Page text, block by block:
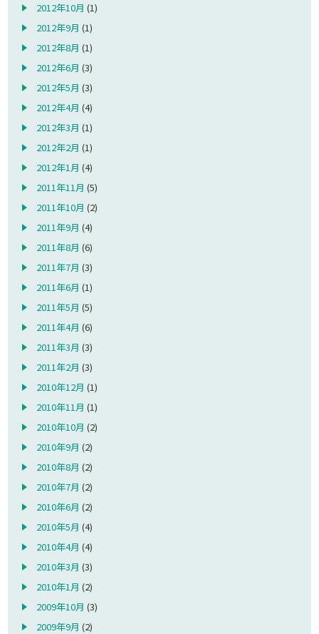
2012年10月 (1)
2012年9月 (1)
2012年8月 (1)
2012年6月 (3)
2012年5月 (3)
2012年4月 (4)
2012年3月 (1)
2012年2月 (1)
2012年1月 (4)
2011年11月 (5)
2011年10月 (2)
2011年9月 (4)
2011年8月 (6)
2011年7月 (3)
2011年6月 (1)
2011年5月 (5)
2011年4月 (6)
2011年3月 (3)
2011年2月 (3)
2010年12月 (1)
2010年11月 (1)
2010年10月 (2)
2010年9月 (2)
2010年8月 (2)
2010年7月 (2)
2010年6月 (2)
2010年5月 (4)
2010年4月 (4)
2010年3月 (3)
2010年1月 (2)
2009年10月 (3)
2009年9月 (2)